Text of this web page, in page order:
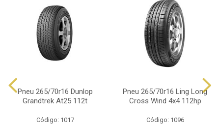
Pneu 265/70r16 Dunlop
Grandtrek At25 112t
Código: 1017
Pneu 265/70r16 Ling Long
Cross Wind 4x4 112hp
Código: 1096